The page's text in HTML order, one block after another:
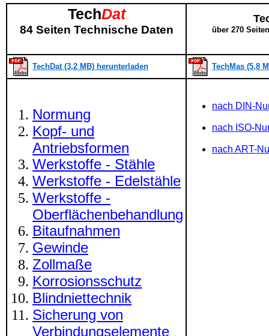
TechDat
84 Seiten Technische Daten über 270
TechDat (3,2 MB) herunterladen TechMas (5,8
Normung
Kopf- und
Antriebsformen
Werkstoffe - Stähle
Werkstoffe - Edelstähle
Werkstoffe -
Oberflächenbehandlung
Bitaufnahmen
Gewinde
Zollmaße
Korrosionsschutz
Blindniettechnik
Sicherung von
Verbindungselemente
nach DIN-
nach ISO-
nach ART-